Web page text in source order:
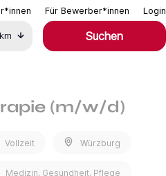
Für Bewerber*innen Login
km Suchen
(m/w/d)
Vollzeit Würzburg
Medizin, Gesundheit, Pflege